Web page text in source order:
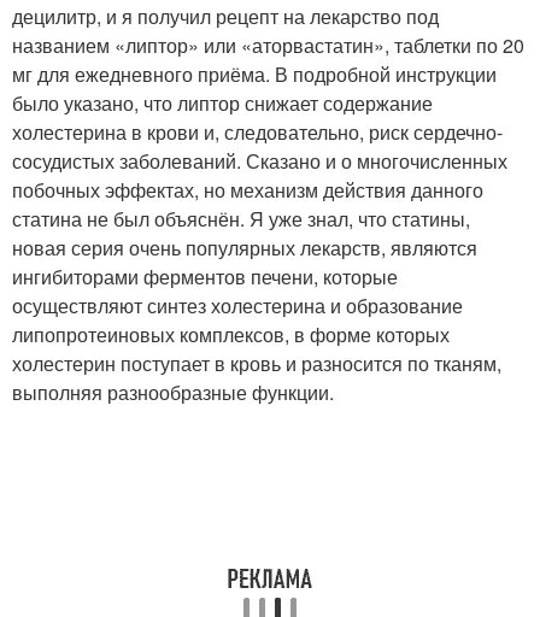
децилитр, и я получил рецепт на лекарство под
названием «липтор» или «аторвастатин», таблетки по 20
мг для ежедневного приёма. В подробной инструкции
было указано, что липтор снижает содержание
холестерина в крови и, следовательно, риск сердечно-
сосудистых заболеваний. Сказано и о многочисленных
побочных эффектах, но механизм действия данного
статина не был объяснён. Я уже знал, что статины,
новая серия очень популярных лекарств, являются
ингибиторами ферментов печени, которые
осуществляют синтез холестерина и образование
липопротеиновых комплексов, в форме которых
холестерин поступает в кровь и разносится по тканям,
выполняя разнообразные функции.